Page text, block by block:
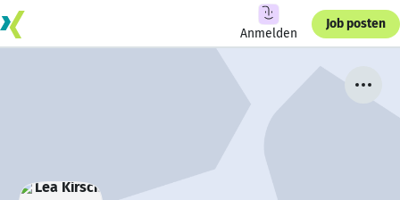
Anmelden
Job posten